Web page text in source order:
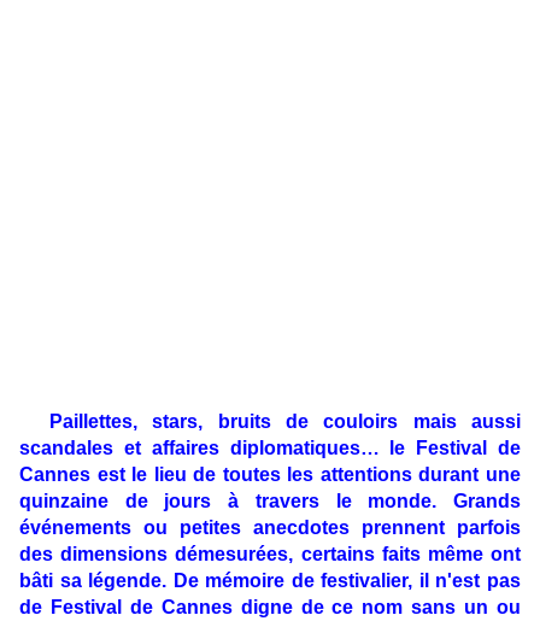
Paillettes, stars, bruits de couloirs mais aussi
scandales et affaires diplomatiques… le Festival de
Cannes est le lieu de toutes les attentions durant une
quinzaine de jours à travers le monde. Grands
événements ou petites anecdotes prennent parfois
des dimensions démesurées, certains faits même ont
bâti sa légende. De mémoire de festivalier, il n'est pas
de Festival de Cannes digne de ce nom sans un ou